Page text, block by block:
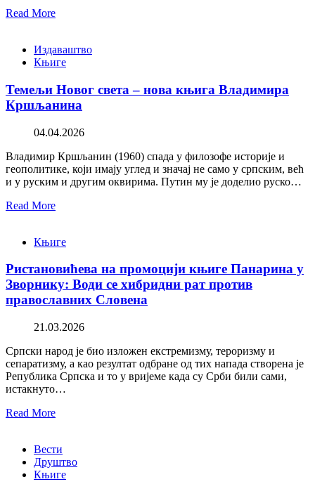
Read More
Издаваштво
Књиге
Темељи Новог света – нова књига Владимира
Кршљанина
04.04.2026
Владимир Кршљанин (1960) спада у филозофе историје и
геополитике, који имају углед и значај не само у српским, већ
и у руским и другим оквирима. Путин му је доделио руско…
Read More
Књиге
Ристановићева на промоцији књиге Панарина у
Зворнику: Води се хибридни рат против
православних Словена
21.03.2026
Српски народ је био изложен екстремизму, тероризму и
сепаратизму, а као резултат одбране од тих напада створена је
Република Српска и то у вријеме када су Срби били сами,
истакнуто…
Read More
Вести
Друштво
Књиге